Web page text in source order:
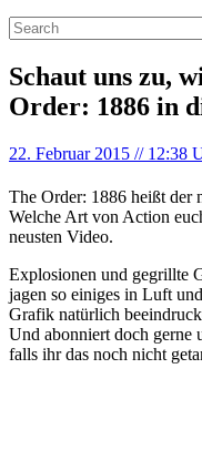
Schaut uns zu,
Order: 1886 in
22. Februar 2015 // 12:38
The Order: 1886 heißt der
Welche Art von Action
neusten Video.
Explosionen und gegrillte
jagen so einiges in Luft
Grafik natürlich
Und abonniert doch gerne
falls ihr das noch nicht